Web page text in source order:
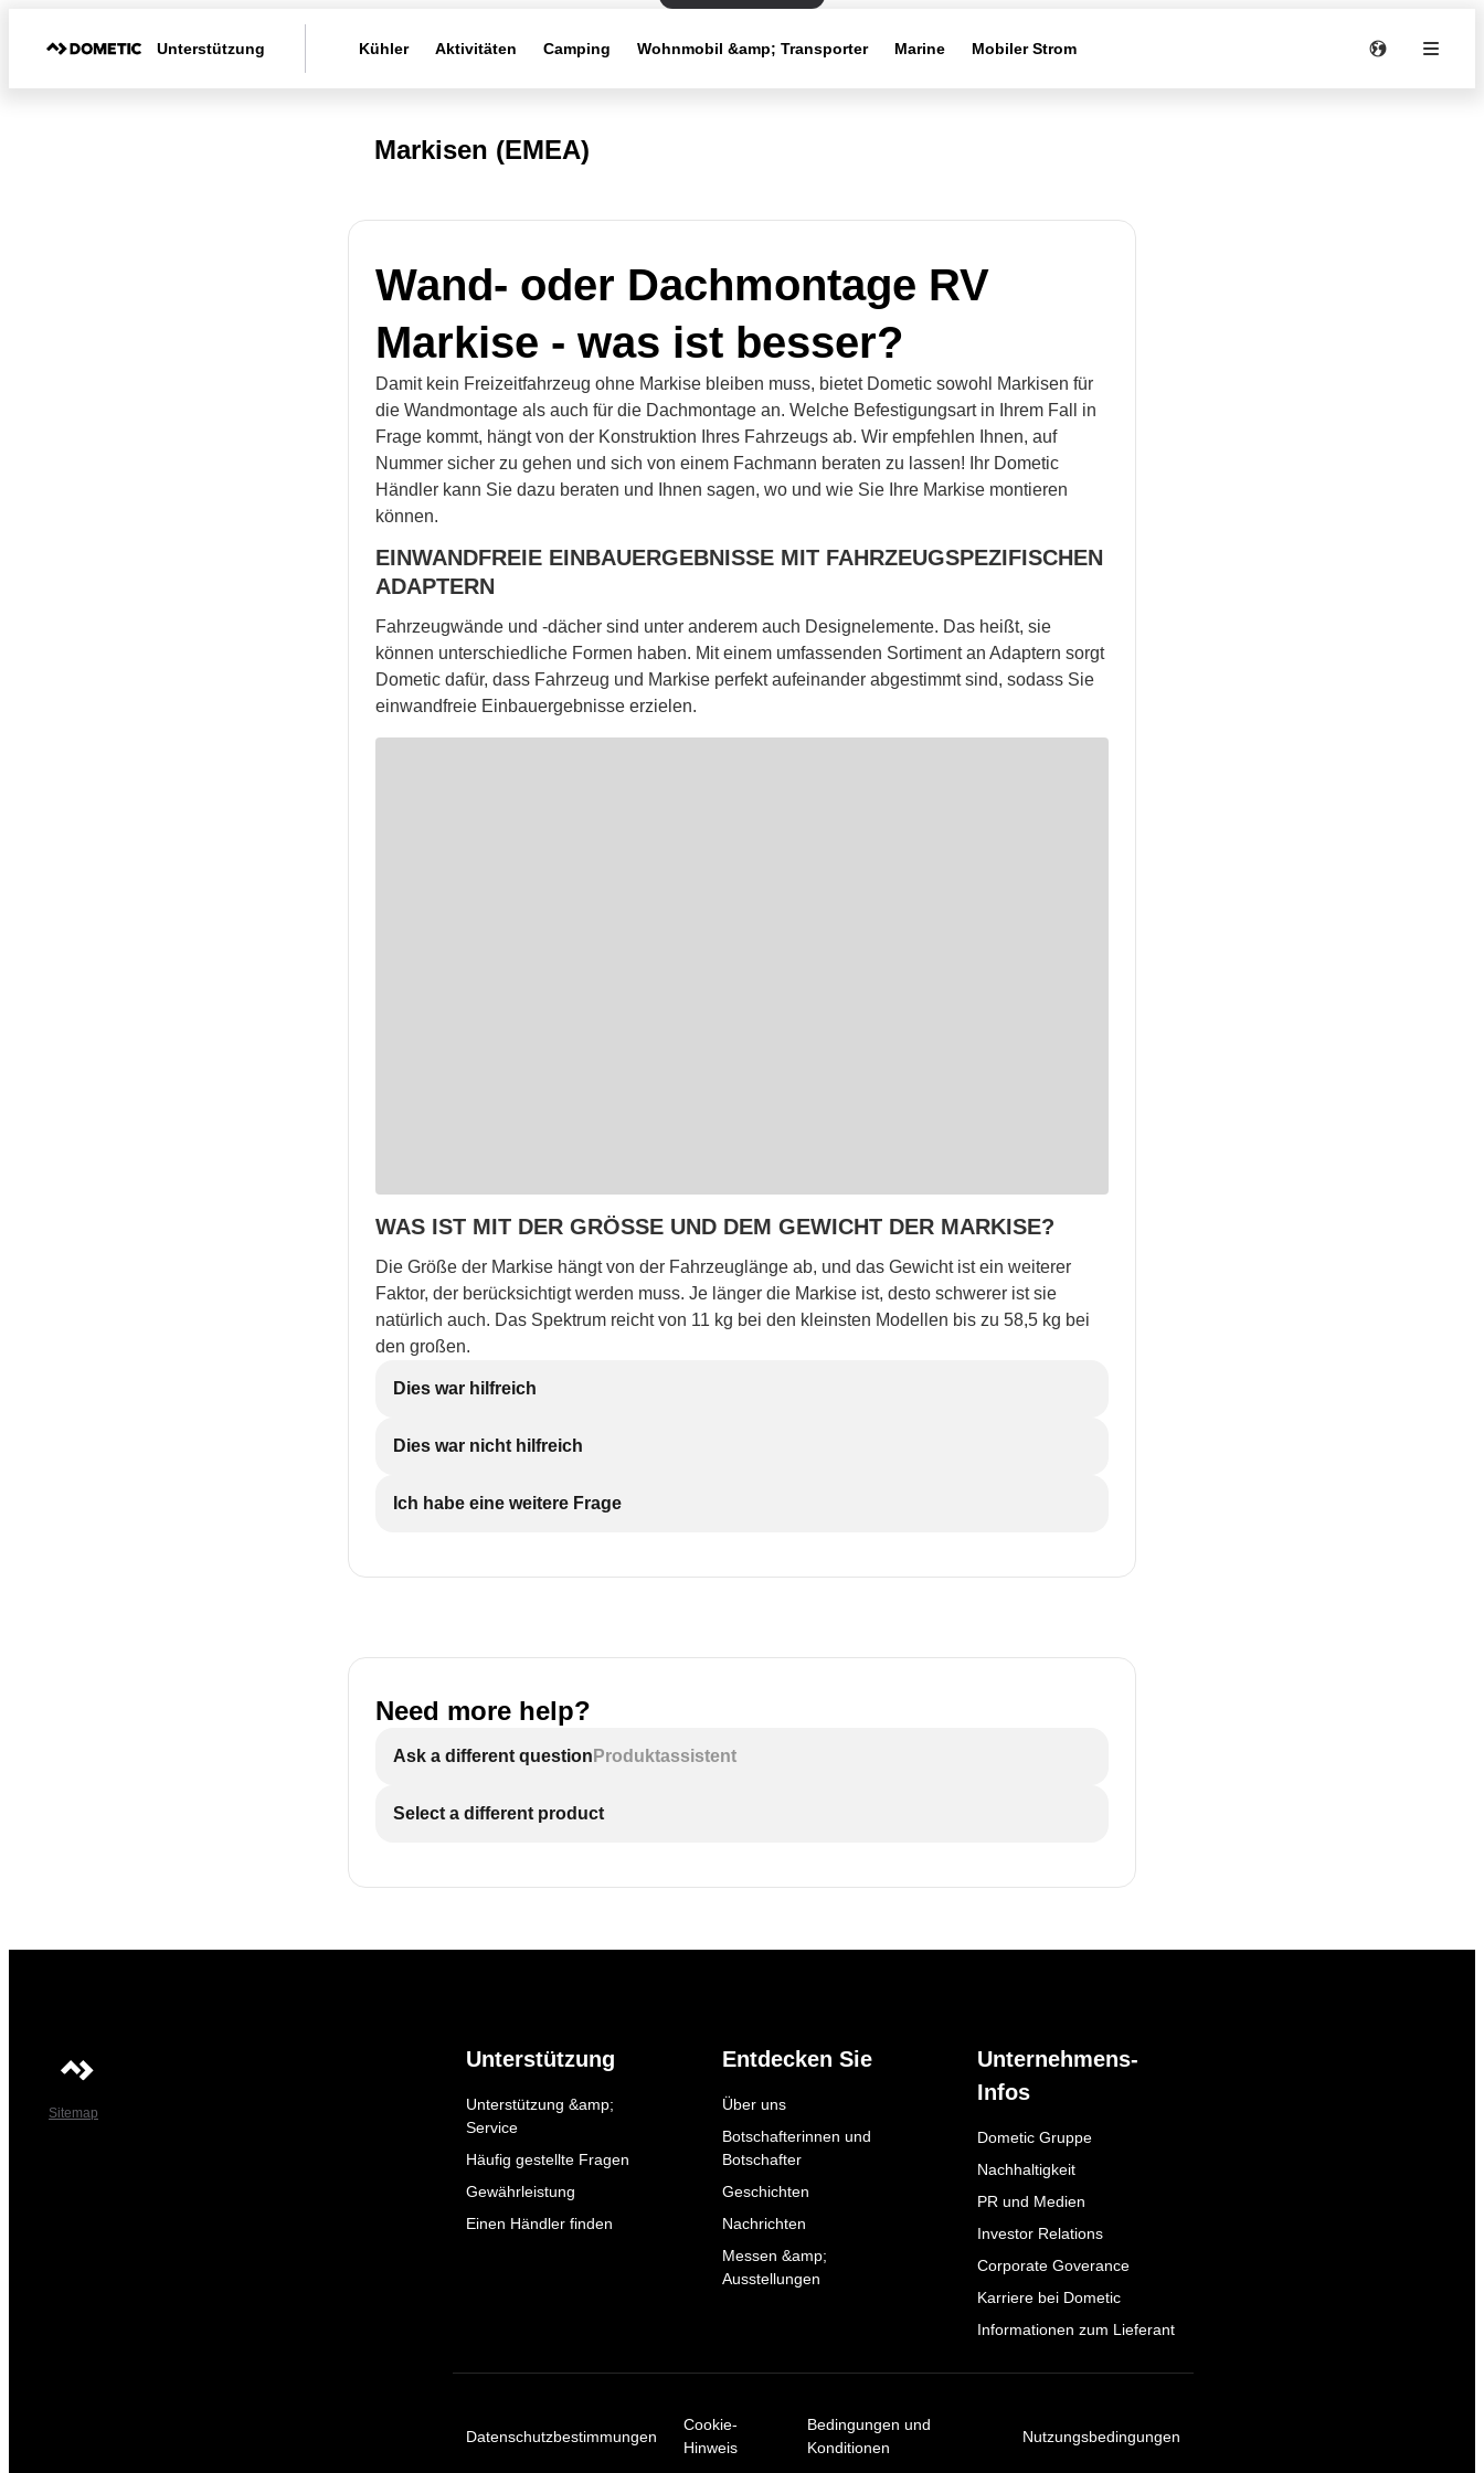
Unterstützung Kühler Aktivitäten Camping Wohnmobil &amp; Transporter Marine Mobiler Strom
Markisen (EMEA)
Wand- oder Dachmontage RV
Markise - was ist besser?
Damit kein Freizeitfahrzeug ohne Markise bleiben muss, bietet Dometic sowohl Markisen für
die Wandmontage als auch für die Dachmontage an. Welche Befestigungsart in Ihrem Fall in
Frage kommt, hängt von der Konstruktion Ihres Fahrzeugs ab. Wir empfehlen Ihnen, auf
Nummer sicher zu gehen und sich von einem Fachmann beraten zu lassen! Ihr Dometic
Händler kann Sie dazu beraten und Ihnen sagen, wo und wie Sie Ihre Markise montieren
können.
EINWANDFREIE EINBAUERGEBNISSE MIT FAHRZEUGSPEZIFISCHEN
ADAPTERN
Fahrzeugwände und -dächer sind unter anderem auch Designelemente. Das heißt, sie
können unterschiedliche Formen haben. Mit einem umfassenden Sortiment an Adaptern sorgt
Dometic dafür, dass Fahrzeug und Markise perfekt aufeinander abgestimmt sind, sodass Sie
einwandfreie Einbauergebnisse erzielen.
WAS IST MIT DER GRÖSSE UND DEM GEWICHT DER MARKISE?
Die Größe der Markise hängt von der Fahrzeuglänge ab, und das Gewicht ist ein weiterer
Faktor, der berücksichtigt werden muss. Je länger die Markise ist, desto schwerer ist sie
natürlich auch. Das Spektrum reicht von 11 kg bei den kleinsten Modellen bis zu 58,5 kg bei
den großen.
Dies war hilfreich
Dies war nicht hilfreich
Ich habe eine weitere Frage
Need more help?
Ask a different question Produktassistent
Select a different product
Sitemap
Unterstützung
Unterstützung &amp;
Service
Häufig gestellte Fragen
Gewährleistung
Einen Händler finden
Entdecken Sie
Über uns
Botschafterinnen und
Botschafter
Geschichten
Nachrichten
Messen &amp;
Ausstellungen
Unternehmens-
Infos
Dometic Gruppe
Nachhaltigkeit
PR und Medien
Investor Relations
Corporate Goverance
Karriere bei Dometic
Informationen zum Lieferant
Datenschutzbestimmungen
Cookie-
Hinweis
Bedingungen und
Konditionen
Nutzungsbedingungen